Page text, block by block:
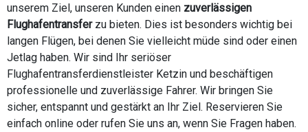
unserem Ziel, unseren Kunden einen zuverlässigen
Flughafentransferzu bieten. Dies ist besonders wichtig bei
langen Flügen, bei denen Sie vielleicht müde sind oder einen
Jetlag haben. Wir sind Ihr seriöser
Flughafentransferdienstleister Ketzin und beschäftigen
professionelle und zuverlässige Fahrer. Wir bringen Sie
sicher, entspannt und gestärkt an Ihr Ziel. Reservieren Sie
einfach online oder rufen Sie uns an, wenn Sie Fragen haben.